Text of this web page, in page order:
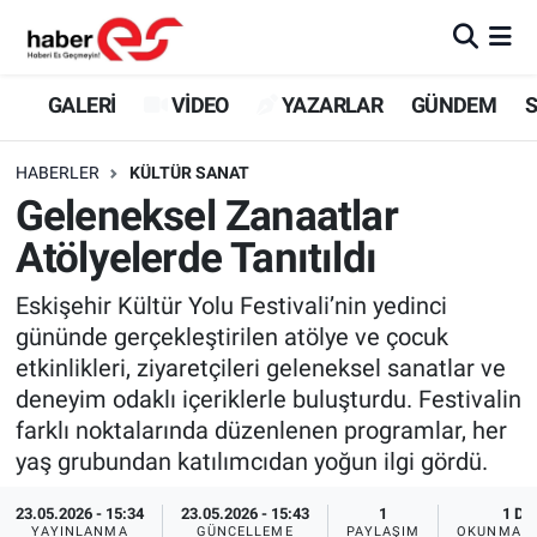
GALERİ VİDEO YAZARLAR GÜNDEM
HABERLER KÜLTÜR SANAT
Geleneksel Zanaatlar
Atölyelerde Tanıtıldı
Eskişehir Kültür Yolu Festivali’nin yedinci
gününde gerçekleştirilen atölye ve çocuk
etkinlikleri, ziyaretçileri geleneksel sanatlar ve
deneyim odaklı içeriklerle buluşturdu. Festivalin
farklı noktalarında düzenlenen programlar, her
yaş grubundan katılımcıdan yoğun ilgi gördü.
23.05.2026 - 15:34
YAYINLANMA
23.05.2026 - 15:43
GÜNCELLEME
1
PAYLAŞIM
1 DK
OKUNMA
GALERİ
YAZARLAR
GÜNDEM
SİYASET
TEKNOLOJİ
EKONOMİ
SPOR
Eskişehir Nöbetçi Eczaneler
Eskişehir Trafik Yoğunluk Haritası
Süper Lig Puan Durumu ve Fikstür
Tüm Manşetler
Son Dakika Haberleri
Haber Arşivi